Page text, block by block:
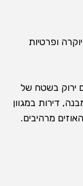
ופרטיות
עם מתחם ירוק בשטח של
דירות במגוון